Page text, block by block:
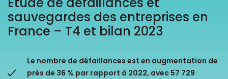
Vos enjeux
Nos data
sauvegardes des entreprises en
France – T4 et bilan 2023
Le nombre de défaillances est en augmentation de
près de 36 % par rapport à 2022, avec 57 729